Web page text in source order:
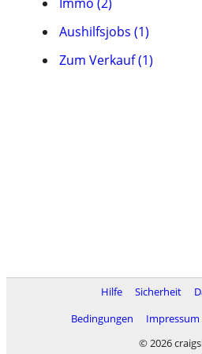
Aushilfsjobs (1)
Zum Verkauf (1)
Hilfe Sicherheit
Bedingungen
Impressum
© 2026